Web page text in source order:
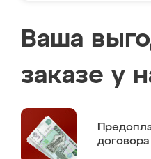
Ваша
заказе у
договора